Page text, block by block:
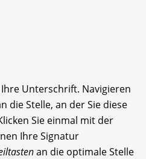
Unterschrift. Navigieren
die Stelle, an der Sie diese
Sie einmal mit der
Ihre Signatur
an die optimale Stelle